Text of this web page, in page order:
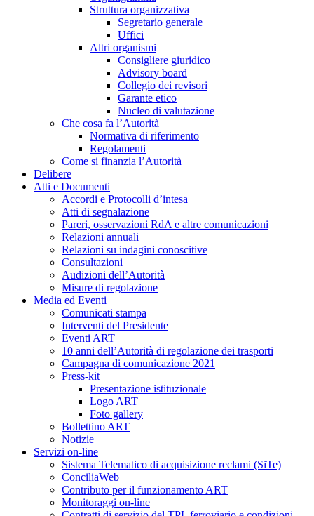
Struttura organizzativa
Segretario generale
Uffici
Altri organismi
Consigliere giuridico
Advisory board
Collegio dei revisori
Garante etico
Nucleo di valutazione
Che cosa fa l’Autorità
Normativa di riferimento
Regolamenti
Come si finanzia l’Autorità
Delibere
Atti e Documenti
Accordi e Protocolli d’intesa
Atti di segnalazione
Pareri, osservazioni RdA e altre comunicazioni
Relazioni annuali
Relazioni su indagini conoscitive
Consultazioni
Audizioni dell’Autorità
Misure di regolazione
Media ed Eventi
Comunicati stampa
Interventi del Presidente
Eventi ART
10 anni dell’Autorità di regolazione dei trasporti
Campagna di comunicazione 2021
Press-kit
Presentazione istituzionale
Logo ART
Foto gallery
Bollettino ART
Notizie
Servizi on-line
Sistema Telematico di acquisizione reclami (SiTe)
ConciliaWeb
Contributo per il funzionamento ART
Monitoraggi on-line